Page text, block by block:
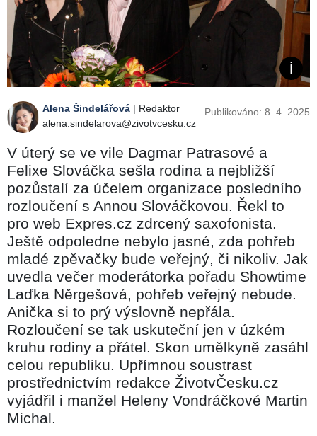
Alena Šindelářová | Redaktor
alena.sindelarova@zivotvcesku.cz
Publikováno: 8. 4. 2025
V úterý se ve vile Dagmar Patrasové a
Felixe Slováčka sešla rodina a nejbližší
pozůstalí za účelem organizace posledního
rozloučení s Annou Slováčkovou. Řekl to
pro web Expres.cz zdrcený saxofonista.
Ještě odpoledne nebylo jasné, zda pohřeb
mladé zpěvačky bude veřejný, či nikoliv. Jak
uvedla večer moderátorka pořadu Showtime
Laďka Něrgešová, pohřeb veřejný nebude.
Anička si to prý výslovně nepřála.
Rozloučení se tak uskuteční jen v úzkém
kruhu rodiny a přátel. Skon umělkyně zasáhl
celou republiku. Upřímnou soustrast
prostřednictvím redakce ŽivotvČesku.cz
vyjádřil i manžel Heleny Vondráčkové Martin
Michal.